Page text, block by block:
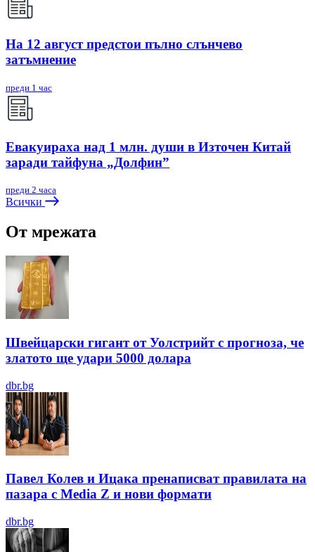
На 12 август предстои пълно слънчево
затъмнение
преди 1 час
Евакуираха над 1 млн. души в Източен Китай
заради тайфуна „Долфин”
преди 2 часа
Всички
От мрежата
Швейцарски гигант от Уолстрийт с прогноза, че
златото ще удари 5000 долара
dbr.bg
Павел Колев и Ицака пренаписват правилата на
пазара с Media Z и нови формати
dbr.bg